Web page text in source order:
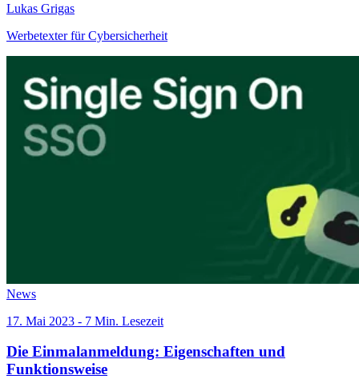
Lukas Grigas
Werbetexter für Cybersicherheit
News
17. Mai 2023 - 7 Min. Lesezeit
Die Einmalanmeldung: Eigenschaften und
Funktionsweise